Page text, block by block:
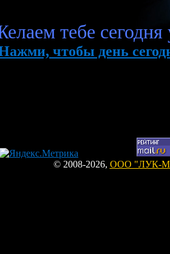
тебе сегодня
чтобы день
© 2008-2026, ООО "ЛУК-